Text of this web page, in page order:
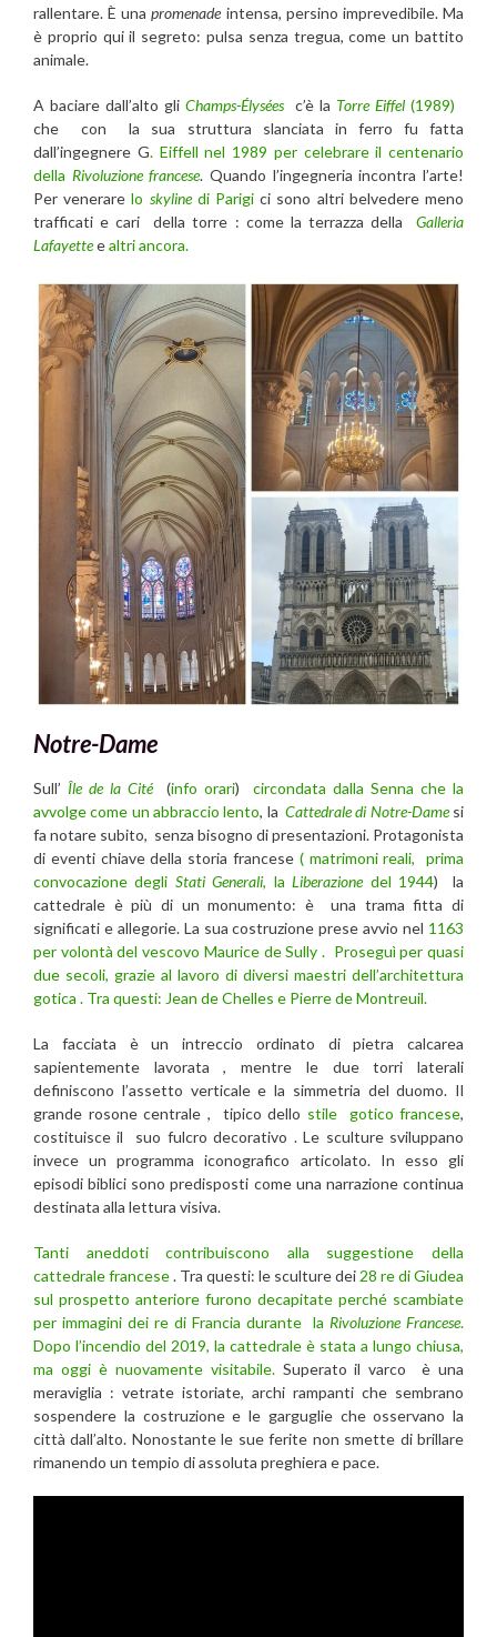
rallentare. È una promenade intensa, persino imprevedibile. Ma
è proprio qui il segreto: pulsa senza tregua, come un battito
animale.
A baciare dall’alto gli Champs-Élysées c’è la Torre Eiffel (1989)
che con la sua struttura slanciata in ferro fu fatta
dall’ingegnere G. Eiffell nel 1989 per celebrare il centenario
della Rivoluzione francese. Quando l’ingegneria incontra l’arte!
Per venerarelo skylinedi Parigi ci sono altri belvedere meno
trafficati e cari della torre : come la terrazza della Galleria
Lafayetteealtri ancora.
Notre-Dame
Sull’ Île de la Cité (info orari) circondata dalla Senna che la
avvolge come un abbraccio lento, la Cattedrale di Notre-Damesi
fa notare subito, senza bisogno di presentazioni. Protagonista
di eventi chiave della storia francese ( matrimoni reali, prima
convocazione degli Stati Generali, laLiberazione del 1944) la
cattedrale è più di un monumento: è una trama fitta di
significati e allegorie. La sua costruzione prese avvio nel 1163
per volontà del vescovo Maurice de Sully . Proseguì per quasi
due secoli, grazie al lavoro di diversi maestri dell’architettura
gotica . Tra questi: Jean de Chelles e Pierre de Montreuil.
La facciata è un intreccio ordinato di pietra calcarea
sapientemente lavorata , mentre le due torri laterali
definiscono l’assetto verticale e la simmetria del duomo. Il
grande rosone centrale , tipico dello stile gotico francese,
costituisce il suo fulcro decorativo . Le sculture sviluppano
invece un programma iconografico articolato. In esso gli
episodi biblici sono predisposti come una narrazione continua
destinata alla lettura visiva.
Tanti aneddoti contribuiscono alla suggestione della
cattedrale francese. Tra questi: le sculture dei 28 re di Giudea
sul prospetto anteriore furono decapitate perché scambiate
per immagini dei re di Francia durante la Rivoluzione Francese.
Dopo l’incendio del 2019, la cattedrale è stata a lungo chiusa,
ma oggi è nuovamente visitabile.Superato il varco è una
meraviglia : vetrate istoriate, archi rampanti che sembrano
sospendere la costruzione e le garguglie che osservano la
città dall’alto. Nonostante le sue ferite non smette di brillare
rimanendo un tempio di assoluta preghiera e pace.